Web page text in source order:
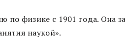
физике с 1901 года. Она
наукой».